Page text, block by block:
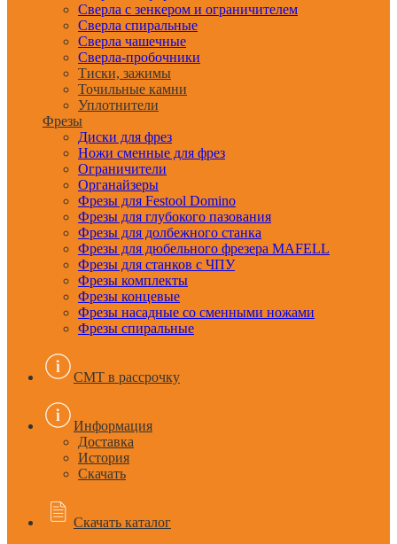
Сверла с зенкером и ограничителем
Сверла спиральные
Сверла чашечные
Сверла-пробочники
Тиски, зажимы
Точильные камни
Уплотнители
Фрезы
Диски для фрез
Ножи сменные для фрез
Ограничители
Органайзеры
Фрезы для Festool Domino
Фрезы для глубокого пазования
Фрезы для долбежного станка
Фрезы для дюбельного фрезера MAFELL
Фрезы для станков с ЧПУ
Фрезы комплекты
Фрезы концевые
Фрезы насадные со сменными ножами
Фрезы спиральные
CMT в рассрочку
Информация
Доставка
История
Скачать
Скачать каталог